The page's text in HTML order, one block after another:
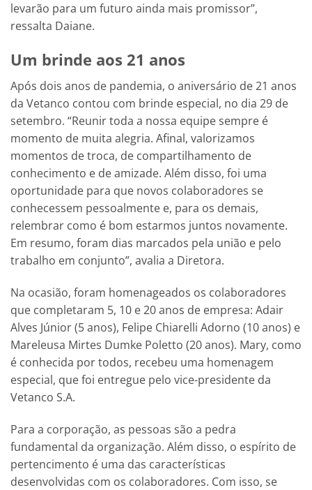
levarão para um futuro ainda mais promissor”,
ressalta Daiane.
Um brinde aos 21 anos
Após dois anos de pandemia, o aniversário de 21 anos
da Vetanco contou com brinde especial, no dia 29 de
setembro. “Reunir toda a nossa equipe sempre é
momento de muita alegria. Afinal, valorizamos
momentos de troca, de compartilhamento de
conhecimento e de amizade. Além disso, foi uma
oportunidade para que novos colaboradores se
conhecessem pessoalmente e, para os demais,
relembrar como é bom estarmos juntos novamente.
Em resumo, foram dias marcados pela união e pelo
trabalho em conjunto”, avalia a Diretora.
Na ocasião, foram homenageados os colaboradores
que completaram 5, 10 e 20 anos de empresa: Adair
Alves Júnior (5 anos), Felipe Chiarelli Adorno (10 anos) e
Mareleusa Mirtes Dumke Poletto (20 anos). Mary, como
é conhecida por todos, recebeu uma homenagem
especial, que foi entregue pelo vice-presidente da
Vetanco S.A.
Para a corporação, as pessoas são a pedra
fundamental da organização. Além disso, o espírito de
pertencimento é uma das características
desenvolvidas com os colaboradores. Com isso, se